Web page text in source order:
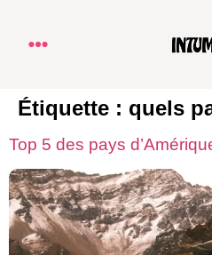
Étiquette : quels
Top 5 des pays